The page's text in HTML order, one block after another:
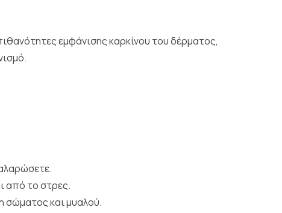
εμφάνισης καρκίνου του δέρματος,
από το στρες.
σώματος και μυαλού.